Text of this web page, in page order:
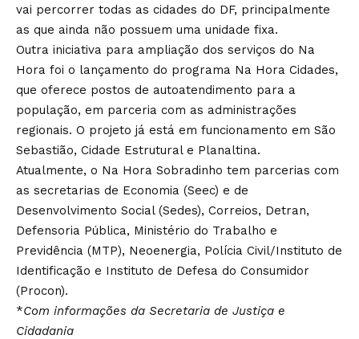
vai percorrer todas as cidades do DF, principalmente
as que ainda não possuem uma unidade fixa.
Outra iniciativa para ampliação dos serviços do Na
Hora foi o lançamento do programa Na Hora Cidades,
que oferece postos de autoatendimento para a
população, em parceria com as administrações
regionais. O projeto já está em funcionamento em São
Sebastião, Cidade Estrutural e Planaltina.
Atualmente, o Na Hora Sobradinho tem parcerias com
as secretarias de Economia (Seec) e de
Desenvolvimento Social (Sedes), Correios, Detran,
Defensoria Pública, Ministério do Trabalho e
Previdência (MTP), Neoenergia, Polícia Civil/Instituto de
Identificação e Instituto de Defesa do Consumidor
(Procon).
*Com informações da Secretaria de Justiça e
Cidadania